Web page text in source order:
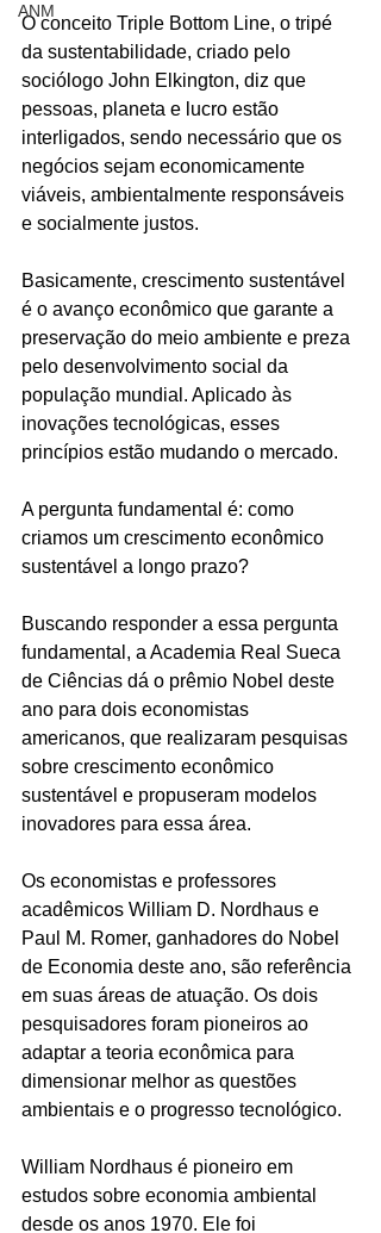
ANM
O conceito Triple Bottom Line, o tripé
da sustentabilidade, criado pelo
sociólogo John Elkington, diz que
pessoas, planeta e lucro estão
interligados, sendo necessário que os
negócios sejam economicamente
viáveis, ambientalmente responsáveis
e socialmente justos.
Basicamente, crescimento sustentável
é o avanço econômico que garante a
preservação do meio ambiente e preza
pelo desenvolvimento social da
população mundial. Aplicado às
inovações tecnológicas, esses
princípios estão mudando o mercado.
A pergunta fundamental é: como
criamos um crescimento econômico
sustentável a longo prazo?
Buscando responder a essa pergunta
fundamental, a Academia Real Sueca
de Ciências dá o prêmio Nobel deste
ano para dois economistas
americanos, que realizaram pesquisas
sobre crescimento econômico
sustentável e propuseram modelos
inovadores para essa área.
Os economistas e professores
acadêmicos William D. Nordhaus e
Paul M. Romer, ganhadores do Nobel
de Economia deste ano, são referência
em suas áreas de atuação. Os dois
pesquisadores foram pioneiros ao
adaptar a teoria econômica para
dimensionar melhor as questões
ambientais e o progresso tecnológico.
William Nordhaus é pioneiro em
estudos sobre economia ambiental
desde os anos 1970. Ele foi